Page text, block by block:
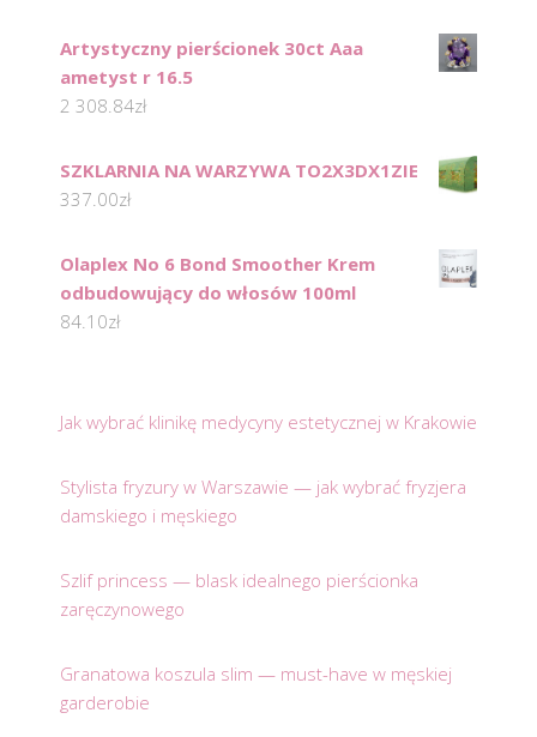
Artystyczny pierścionek 30ct Aaa
ametyst r 16.5
2 308.84zł
SZKLARNIA NA WARZYWA TO2X3DX1ZIE
337.00zł
Olaplex No 6 Bond Smoother Krem
odbudowujący do włosów 100ml
84.10zł
Jak wybrać klinikę medycyny estetycznej w Krakowie
Stylista fryzury w Warszawie — jak wybrać fryzjera
damskiego i męskiego
Szlif princess — blask idealnego pierścionka
zaręczynowego
Granatowa koszula slim — must-have w męskiej
garderobie